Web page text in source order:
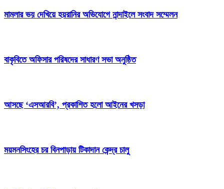
মামলার ভয় দেখিয়ে হয়রানির অভিযোগে নান্দাইলে সংবাদ সম্মেলন
বাকৃবিতে অফিসার পরিষদের সাধারণ সভা অনুষ্ঠিত
আসছে ‘এসআরবি’, প্রকাশিত হলো আইনের খসড়া
ময়মনসিংহের চর বিনপাড়ায় টিকাদান কেন্দ্র চালু